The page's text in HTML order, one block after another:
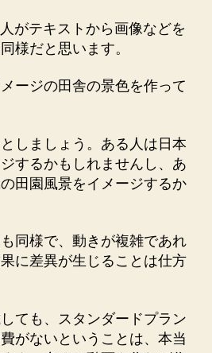
がテキストから画像などを
様だと思います。
ージの田舎の景色を作って
しましょう。ある人は日本
するかもしれませんし、あ
田園風景をイメージするか
同様で、動きが複雑であれ
に差異が生じることは仕方
ても、スタンダードプラン
がないということは、本当